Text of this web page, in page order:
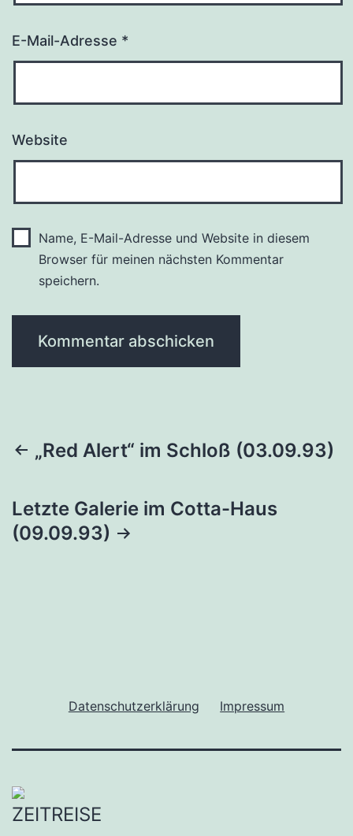
E-Mail-Adresse *
Website
Name, E-Mail-Adresse und Website in diesem
Browser für meinen nächsten Kommentar
speichern.
Beitragsnavigation
„Red Alert“ im Schloß (03.09.93)
Letzte Galerie im Cotta-Haus
(09.09.93)
Datenschutzerklärung Impressum